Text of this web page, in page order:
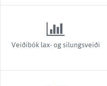
Veiðibók lax- og silungsveiði